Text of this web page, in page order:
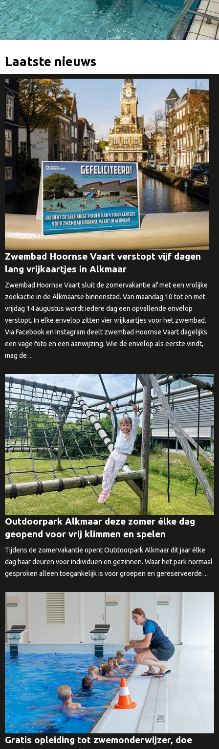
Laatste nieuws
Zwembad Hoornse Vaart verstopt vijf dagen
lang vrijkaartjes in Alkmaar
Zwembad Hoornse Vaart sluit de zomervakantie af met een vrolijke
zoekactie in de Alkmaarse binnenstad. Van maandag 10 tot en met
vrijdag 14 augustus wordt iedere dag een opvallende envelop
verstopt. In elke envelop zitten vier vrijkaartjes voor het zwembad.
Via Facebook en Instagram deelt zwembad Hoornse Vaart dagelijks
een vage foto en een aanwijzing. Wie de envelop als eerste vindt,
mag de…
Outdoorpark Alkmaar deze zomer élke dag
geopend voor vrij klimmen en spelen
Tijdens de zomervakantie opent Outdoorpark Alkmaar dit jaar élke
dag haar deuren voor individuen en gezinnen. Waar het park normaal
gesproken alleen toegankelijk is voor groepen en gereserveerde…
Gratis opleiding tot zwemonderwijzer, doe